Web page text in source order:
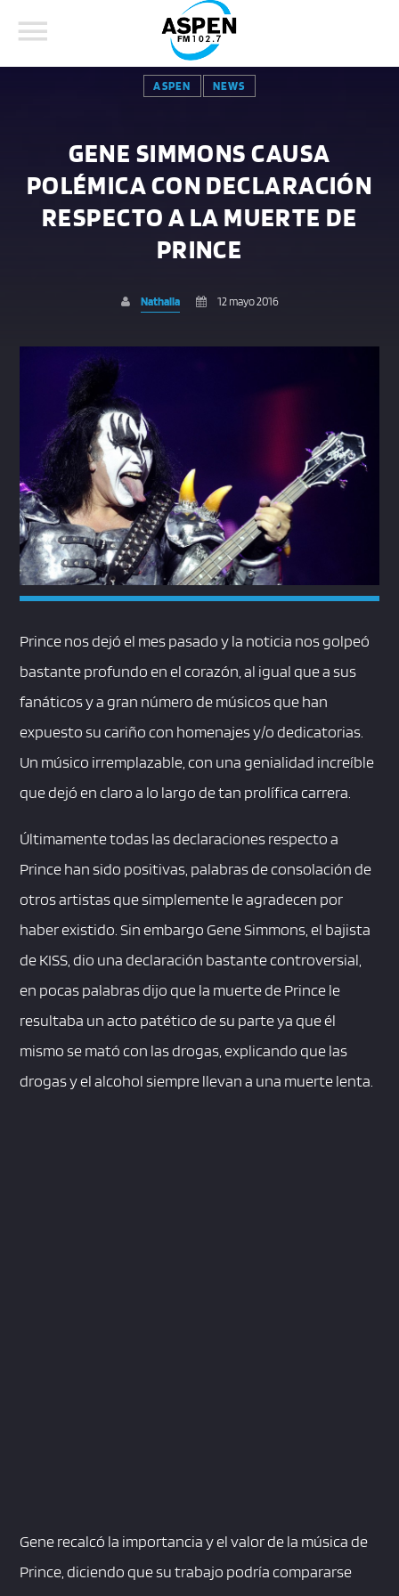
BUSCAR EN EL SITIO:
COMPARTE ESTA PÁGINA EN:
ASPEN NEWS
GENE SIMMONS CAUSA
POLÉMICA CON DECLARACIÓN
RESPECTO A LA MUERTE DE
PRINCE
Nathalia 12 mayo 2016
Prince nos dejó el mes pasado y la noticia nos golpeó
bastante profundo en el corazón, al igual que a sus
fanáticos y a gran número de músicos que han
expuesto su cariño con homenajes y/o dedicatorias.
Un músico irremplazable, con una genialidad increíble
que dejó en claro a lo largo de tan prolífica carrera.
Últimamente todas las declaraciones respecto a
Prince han sido positivas, palabras de consolación de
otros artistas que simplemente le agradecen por
haber existido. Sin embargo Gene Simmons, el bajista
de KISS, dio una declaración bastante controversial,
en pocas palabras dijo que la muerte de Prince le
resultaba un acto patético de su parte ya que él
mismo se mató con las drogas, explicando que las
drogas y el alcohol siempre llevan a una muerte lenta.
Gene recalcó la importancia y el valor de la música de
Prince, diciendo que su trabajo podría compararse